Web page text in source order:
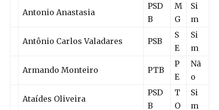
Antonio Anastasia
PSD
B
M
G
Si
m
Antônio Carlos Valadares PSB
S
E
Si
m
Armando Monteiro PTB
P
E
Nã
o
Ataídes Oliveira
PSD
B
T
O
Si
m